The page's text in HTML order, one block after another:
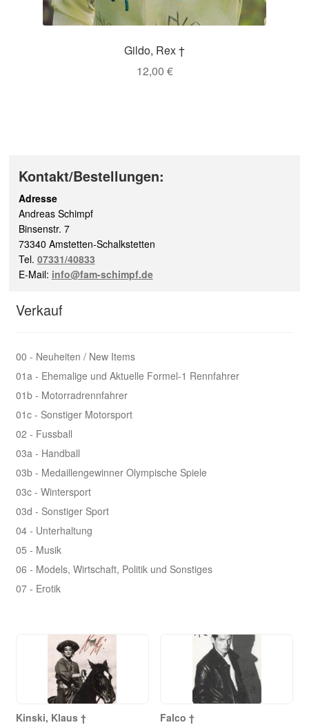
Gildo, Rex †
12,00 €
Kontakt/Bestellungen:
Adresse
Andreas Schimpf
Binsenstr. 7
73340 Amstetten-Schalkstetten
Tel. 07331/40833
E-Mail: info@fam-schimpf.de
Verkauf
00 - Neuheiten / New Items
01a - Ehemalige und Aktuelle Formel-1 Rennfahrer
01b - Motorradrennfahrer
01c - Sonstiger Motorsport
02 - Fussball
03a - Handball
03b - Medaillengewinner Olympische Spiele
03c - Wintersport
03d - Sonstiger Sport
04 - Unterhaltung
05 - Musik
06 - Models, Wirtschaft, Politik und Sonstiges
07 - Erotik
Kinski, Klaus † Falco †